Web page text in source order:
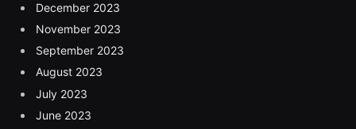
December 2023
November 2023
September 2023
August 2023
July 2023
June 2023